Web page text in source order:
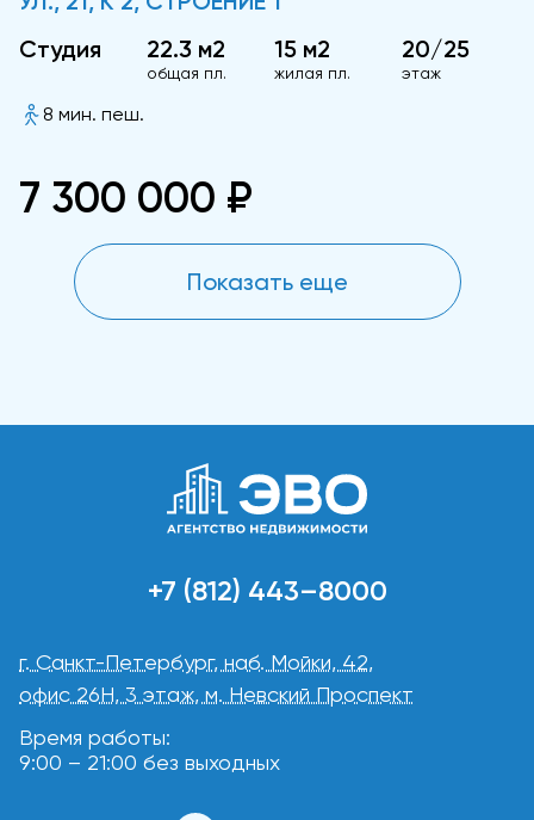
Студия
22.3 м2
общая пл.
15 м2
жилая пл.
20/25
этаж
8 мин. пеш.
7 300 000 ₽
Показать еще
+7 (812) 443–8000
г. Санкт-Петербург, наб. Мойки, 42,
офис 26Н, 3 этаж, м. Невский Проспект
Время работы:
9:00 – 21:00 без выходных